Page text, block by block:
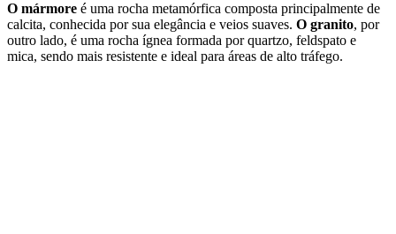
O mármore é uma rocha metamórfica composta principalmente de
calcita, conhecida por sua elegância e veios suaves. O granito, por
outro lado, é uma rocha ígnea formada por quartzo, feldspato e
mica, sendo mais resistente e ideal para áreas de alto tráfego.